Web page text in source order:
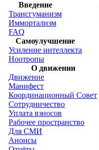
Введение
Трансгуманизм
Иммортализм
FAQ
Самоулучшение
Усиление интеллекта
Ноотропы
О движении
Движение
Манифест
Координационный Совет
Сотрудничество
Уплата взносов
Рабочее пространство
Для СМИ
Анонсы